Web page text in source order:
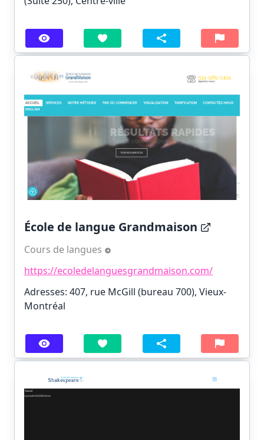
École de langue Grandmaison
Cours de langues
https://ecoledelanguesgrandmaison.com/
Adresses: 407, rue McGill (bureau 700), Vieux-
Montréal